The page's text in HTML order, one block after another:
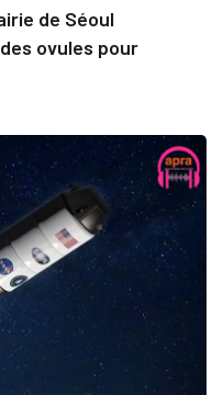
de Séoul
ovules pour